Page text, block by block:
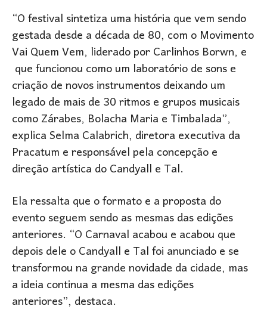
“O festival sintetiza uma história que vem sendo
gestada desde a década de 80, com o Movimento
Vai Quem Vem, liderado por Carlinhos Borwn, e
que funcionou como um laboratório de sons e
criação de novos instrumentos deixando um
legado de mais de 30 ritmos e grupos musicais
como Zárabes, Bolacha Maria e Timbalada”,
explica Selma Calabrich, diretora executiva da
Pracatum e responsável pela concepção e
direção artística do Candyall e Tal.
Ela ressalta que o formato e a proposta do
evento seguem sendo as mesmas das edições
anteriores. “O Carnaval acabou e acabou que
depois dele o Candyall e Tal foi anunciado e se
transformou na grande novidade da cidade, mas
a ideia continua a mesma das edições
anteriores”, destaca.